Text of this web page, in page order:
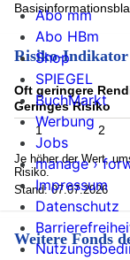
Risiko-
Oft geringere
Geringes Risiko
1
2
Je höher der Wert,
Risiko.
Stand: 07.07.2026
Weitere Fonds
Abo mm
Abo HBm
Shop
SPIEGEL
BuchMarkt
Werbung
Jobs
manage ›
Impressum
Datenschutz